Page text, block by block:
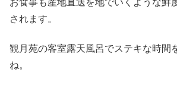
されます。
観月苑の客室露天風呂でステキな時間
ね。